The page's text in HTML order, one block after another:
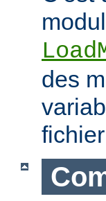
des